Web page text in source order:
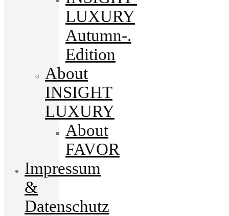
LUXURY
Autumn-.
Edition
About
INSIGHT
LUXURY
About
FAVOR
Impressum
&
Datenschutz